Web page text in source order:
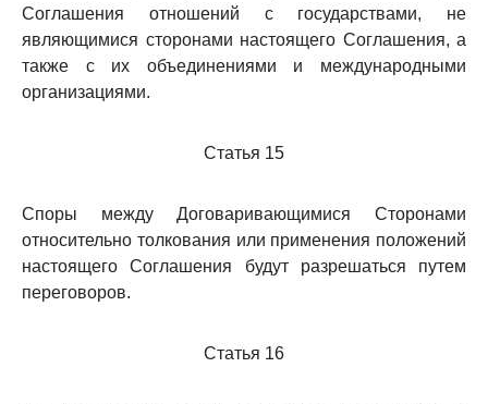
Соглашения отношений с государствами, не
являющимися сторонами настоящего Соглашения, а
также с их объединениями и международными
организациями.
Статья 15
Споры между Договаривающимися Сторонами
относительно толкования или применения положений
настоящего Соглашения будут разрешаться путем
переговоров.
Статья 16